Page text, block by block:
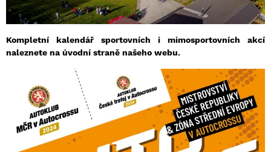
Kompletní kalendář sportovních i mimosportovních akcí
naleznete na úvodní straně našeho webu.